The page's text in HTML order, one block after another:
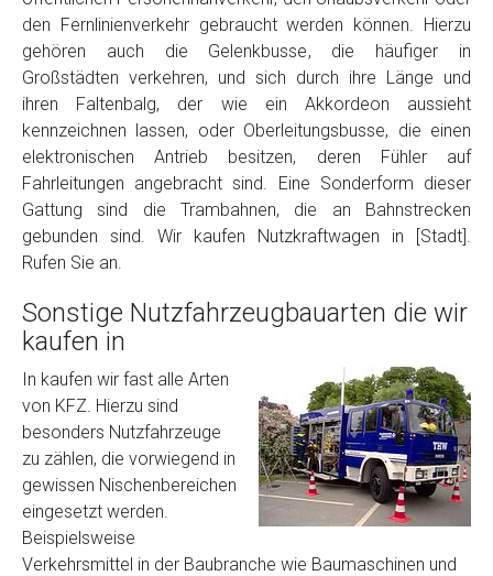
den Fernlinienverkehr gebraucht werden können. Hierzu
gehören auch die Gelenkbusse, die häufiger in
Großstädten verkehren, und sich durch ihre Länge und
ihren Faltenbalg, der wie ein Akkordeon aussieht
kennzeichnen lassen, oder Oberleitungsbusse, die einen
elektronischen Antrieb besitzen, deren Fühler auf
Fahrleitungen angebracht sind. Eine Sonderform dieser
Gattung sind die Trambahnen, die an Bahnstrecken
gebunden sind. Wir kaufen Nutzkraftwagen in [Stadt].
Rufen Sie an.
Sonstige Nutzfahrzeugbauarten die wir
kaufen in
In kaufen wir fast alle Arten
von KFZ. Hierzu sind
besonders Nutzfahrzeuge
zu zählen, die vorwiegend in
gewissen Nischenbereichen
eingesetzt werden.
Beispielsweise
Verkehrsmittel in der Baubranche wie Baumaschinen und